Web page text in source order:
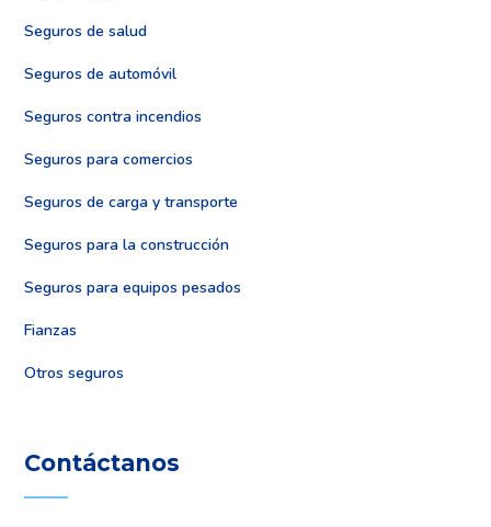
Seguros de salud
Seguros de automóvil
Seguros contra incendios
Seguros para comercios
Seguros de carga y transporte
Seguros para la construcción
Seguros para equipos pesados
Fianzas
Otros seguros
Contáctanos